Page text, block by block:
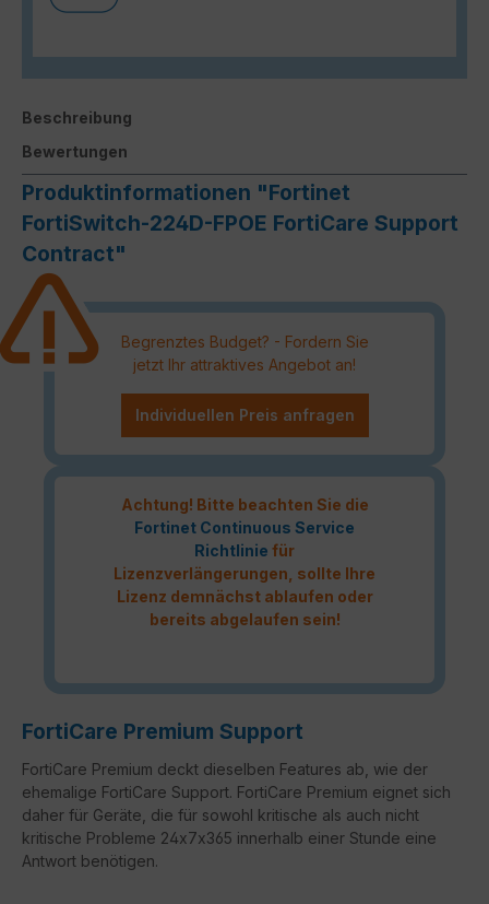
Beschreibung
Bewertungen
Produktinformationen "Fortinet
FortiSwitch-224D-FPOE FortiCare Support
Contract"
Begrenztes Budget? - Fordern Sie
jetzt Ihr attraktives Angebot an!
Individuellen Preis anfragen
Achtung! Bitte beachten Sie die
Fortinet Continuous Service
Richtlinie für
Lizenzverlängerungen, sollte Ihre
Lizenz demnächst ablaufen oder
bereits abgelaufen sein!
FortiCare Premium Support
FortiCare Premium deckt dieselben Features ab, wie der
ehemalige FortiCare Support. FortiCare Premium eignet sich
daher für Geräte, die für sowohl kritische als auch nicht
kritische Probleme 24x7x365 innerhalb einer Stunde eine
Antwort benötigen.